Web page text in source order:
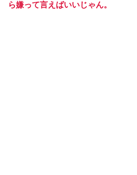
ら嫌って言えばいいじゃん。